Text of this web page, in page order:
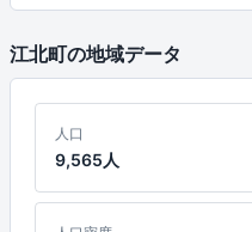
江北町の地域データ
人口
9,565人